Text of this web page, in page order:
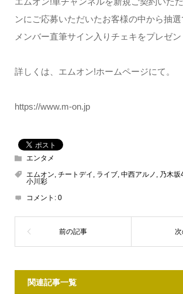
ンにご応募いただいたお客様の中から抽
メンバー直筆サイン入りチェキをプレゼン
詳しくは、エムオン!ホームページにて。
https://www.m-on.jp
エンタメ
エムオン, チートデイ , ライブ, 中西アルノ , 乃木坂
小川彩
コメント: 0
関連記事一覧